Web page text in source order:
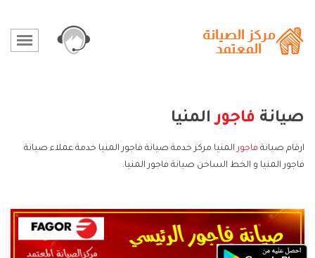
صيانة فاجورالمنيا
ارقام صيانة فاجور المنيا مركز خدمة صيانة فاجور المنيا خدمة عملاء صيانة
فاجور المنيا و الخط الساخن صيانة فاجور المنيا.